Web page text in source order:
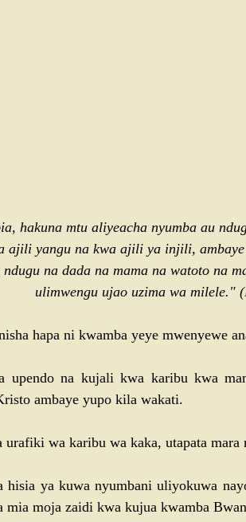
hakuna mtu aliyeacha nyumba au
ajili yangu na kwa ajili ya injili,
na dada na mama na watoto na
ulimwengu ujao uzima wa milele." (
hapa ni kwamba yeye mwenyewe
upendo na kujali kwa karibu kwa
ambaye yupo kila wakati.
urafiki wa karibu wa kaka, utapata
hisia ya kuwa nyumbani uliyokuwa
mia moja zaidi kwa kujua kwamba